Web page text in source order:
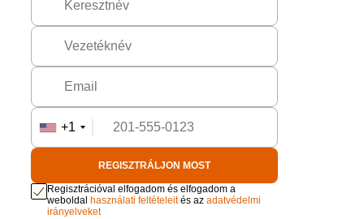
+1
REGISZTRÁLJON MOST
Regisztrációval elfogadom és elfogadom a
weboldal használati feltételeités azadatvédelmi
irányelveket